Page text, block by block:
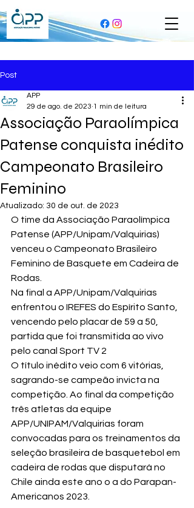
Post
Associação Paraolímpica
Patense conquista inédito
Campeonato Brasileiro
Feminino
APP
29 de ago. de 2023 1 min de leitura
Atualizado: 30 de out. de 2023
O time da Associação Paraolímpica
Patense (APP/Unipam/Valquirias)
venceu o Campeonato Brasileiro
Feminino de Basquete em Cadeira de
Rodas.
Na final a APP/Unipam/Valquirias
enfrentou o IREFES do Espírito Santo,
vencendo pelo placar de 59 a 50,
partida que foi transmitida ao vivo
pelo canal Sport TV 2
O título inédito veio com 6 vitórias,
sagrando-se campeão invicta na
competição. Ao final da competição
três atletas da equipe
APP/UNIPAM/Valquirias foram
convocadas para os treinamentos da
seleção brasileira de basquetebol em
cadeira de rodas que disputará no
Chile ainda este ano o a do Parapan-
Americanos 2023.